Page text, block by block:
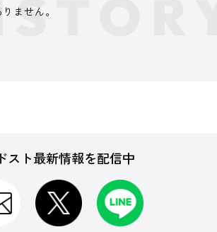
ません。
スト最新情報を配信中